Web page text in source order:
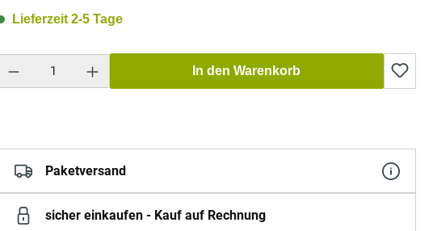
Lieferzeit 2-5 Tage
Produkt Anzahl: Gib den gewünschten Wert ein oder benutze die Schaltflächen um die Anzahl zu
In den Warenkorb
Paketversand
sicher einkaufen - Kauf auf Rechnung